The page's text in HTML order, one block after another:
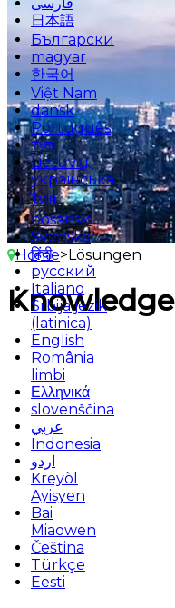
日本語
Български
magyar
한국어
Việt Nam
dansk
Português
বাংলা
Lietuvių
українська
ไทย
bosanski
Svenska
हिंदी
русский
Italiano
Srbija jezik
(latinica)
English
România
limbi
Ελληνικά
slovenščina
عربي
Indonesia
اردو
Kreyòl
Ayisyen
Bai
Miaowen
Čeština
Türkçe
Eesti
Home>Lösungen
Knowledge